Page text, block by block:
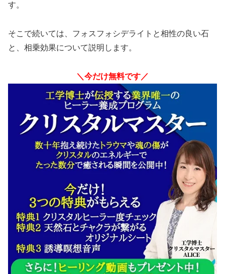
す。
そこで続いては、フォスフォシデライトと相性の良い石
と、相乗効果について説明します。
＼今だけ無料です／